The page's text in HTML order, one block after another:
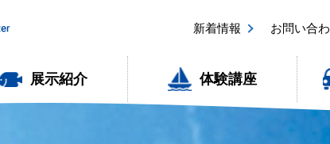
新着情報 お問い合
展示紹介 体験講座